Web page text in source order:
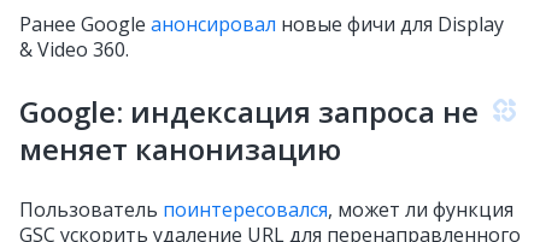
Ранее Google анонсировал новые фичи для Display
& Video 360.
Google: индексация запроса не
меняет канонизацию
Пользователь поинтересовался, может ли функция
GSC ускорить удаление URL для перенаправленного